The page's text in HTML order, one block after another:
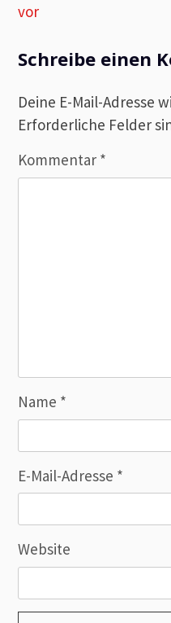
vor
Schreibe einen
Deine E-Mail-Adresse
Erforderliche Felder
Kommentar *
Name *
E-Mail-Adresse *
Website